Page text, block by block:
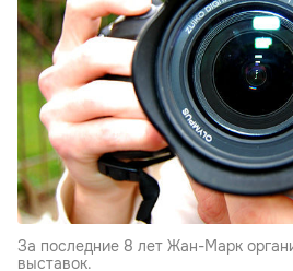
За последние 8 лет Жан-Марк
выставок.